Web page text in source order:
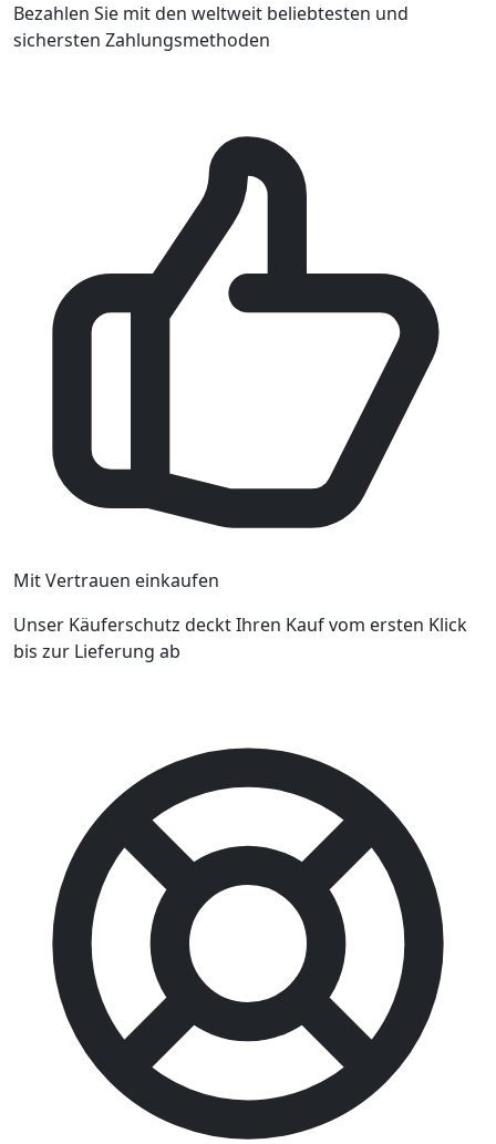
Bezahlen Sie mit den weltweit beliebtesten und
sichersten Zahlungsmethoden
Mit Vertrauen einkaufen
Unser Käuferschutz deckt Ihren Kauf vom ersten Klick
bis zur Lieferung ab